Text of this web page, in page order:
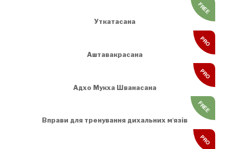
Уткатасана
FREE
Аштавакрасана
PRO
Адхо Мукха Шванасана
PRO
Вправи для тренування дихальних мʼязів
FREE
PRO